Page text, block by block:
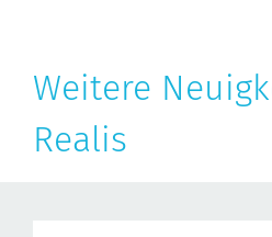
Weitere
Realis